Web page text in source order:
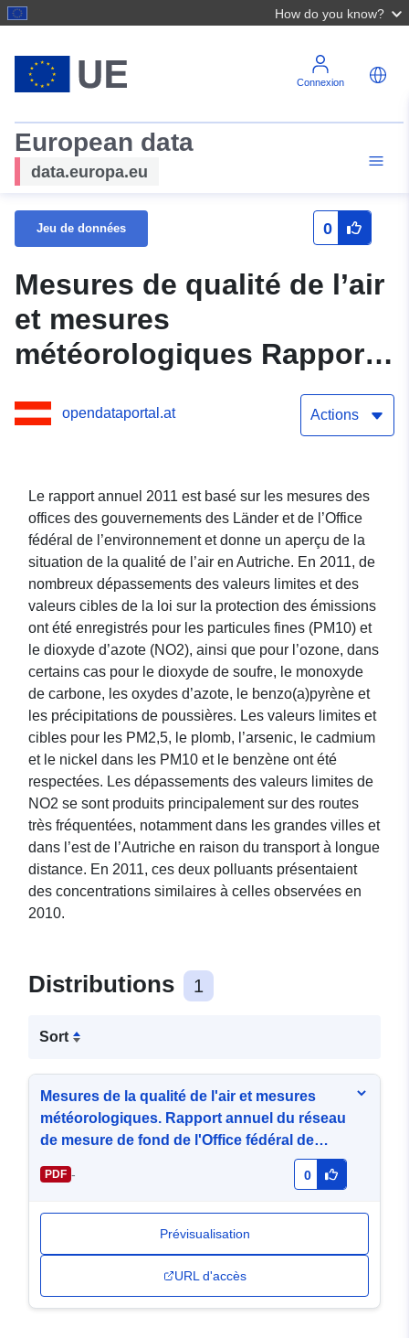
How do you know?
Connexion
European data
data.europa.eu
Jeu de données 0
Mesures de qualité de l’air
et mesures
météorologiques Rapport
annuel Réseau de mesure
de fond de l’Office fédéral
opendataportal.at Actions
Le rapport annuel 2011 est basé sur les mesures des
offices des gouvernements des Länder et de l’Office
fédéral de l’environnement et donne un aperçu de la
situation de la qualité de l’air en Autriche. En 2011, de
nombreux dépassements des valeurs limites et des
valeurs cibles de la loi sur la protection des émissions
ont été enregistrés pour les particules fines (PM10) et
le dioxyde d’azote (NO2), ainsi que pour l’ozone, dans
certains cas pour le dioxyde de soufre, le monoxyde
de carbone, les oxydes d’azote, le benzo(a)pyrène et
les précipitations de poussières. Les valeurs limites et
cibles pour les PM2,5, le plomb, l’arsenic, le cadmium
et le nickel dans les PM10 et le benzène ont été
respectées. Les dépassements des valeurs limites de
NO2 se sont produits principalement sur des routes
très fréquentées, notamment dans les grandes villes et
dans l’est de l’Autriche en raison du transport à longue
distance. En 2011, ces deux polluants présentaient
des concentrations similaires à celles observées en
2010.
Distributions 1
Sort
Mesures de la qualité de l'air et mesures
météorologiques. Rapport annuel du réseau
de mesure de fond de l'Office fédéral de
PDF - 0
Prévisualisation
URL d'accès